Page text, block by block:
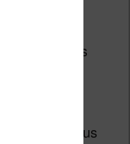
situé à
s’avère très
a eu la
USB-C plus